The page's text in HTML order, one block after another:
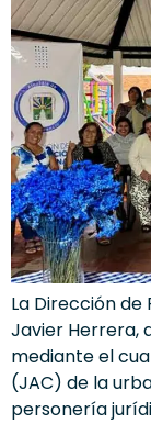
La Dirección
Javier Herrera,
mediante el
(JAC) de la
personería